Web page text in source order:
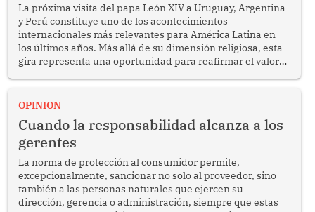
La próxima visita del papa León XIV a Uruguay, Argentina
y Perú constituye uno de los acontecimientos
internacionales más relevantes para América Latina en
los últimos años. Más allá de su dimensión religiosa, esta
gira representa una oportunidad para reafirmar el valor
enfrenta desafíos en materia de desarrollo, cohesión
OPINION
Cuando la responsabilidad alcanza a los
gerentes
La norma de protección al consumidor permite,
excepcionalmente, sancionar no solo al proveedor, sino
también a las personas naturales que ejercen su
dirección, gerencia o administración, siempre que estas